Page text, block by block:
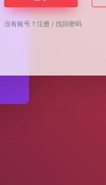
没有账号？注册 /找回密码